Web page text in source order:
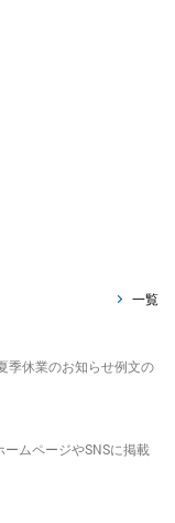
せテンプレートのご紹
掲載する製造終了のお
す。 材料の高騰や需要
らせ例文
一覧
季休業のお知らせ例文の
ムページやSNSに掲載